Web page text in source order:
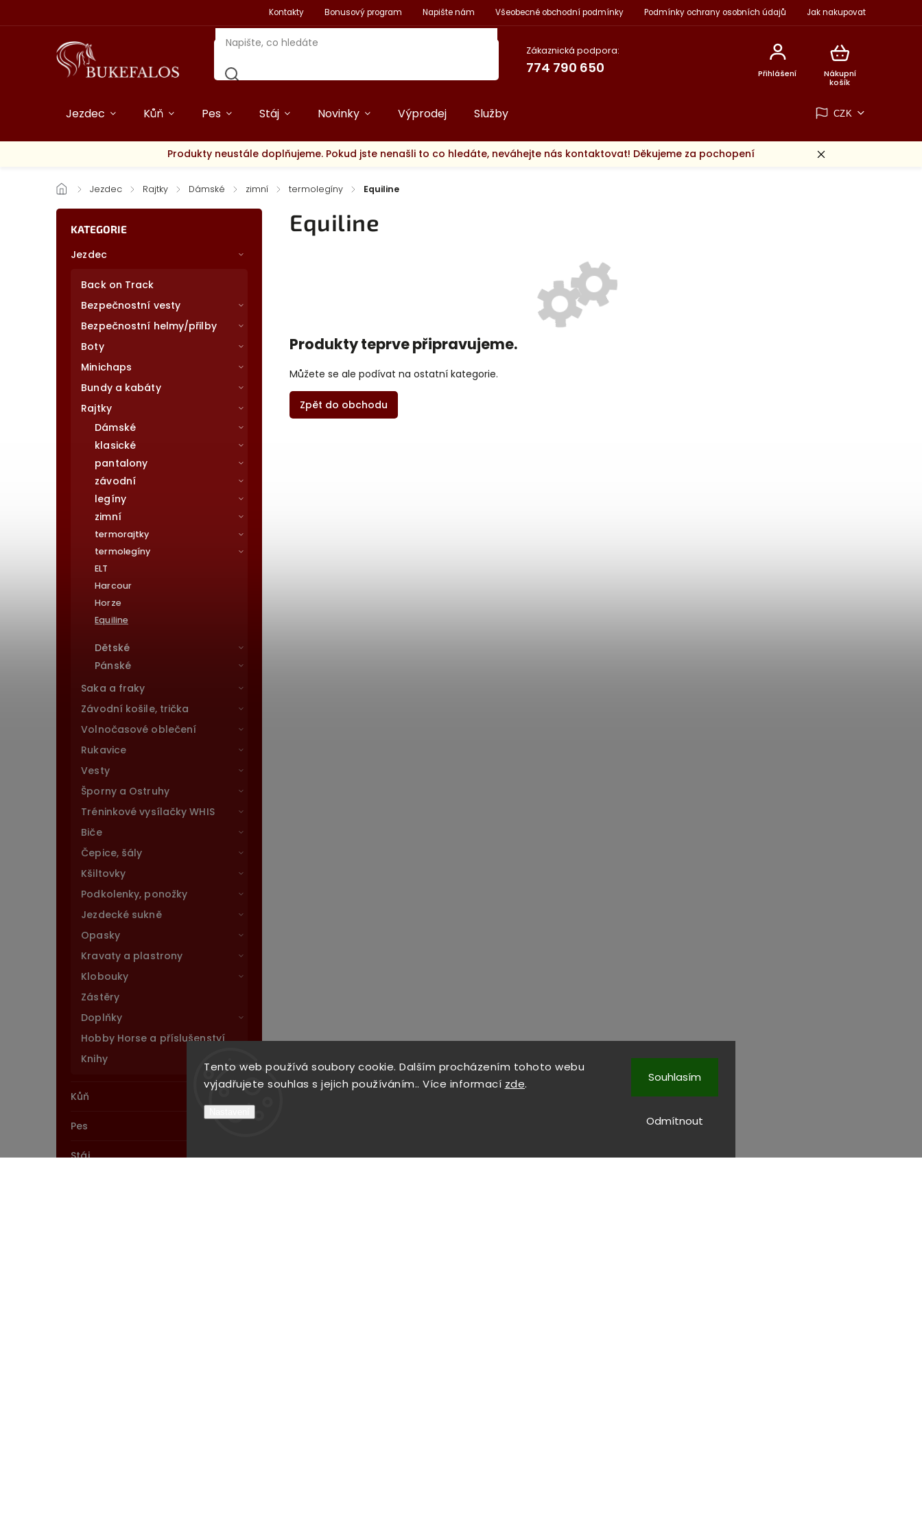
Tento web používá soubory cookie. Dalším procházením tohoto webu
vyjadřujete souhlas s jejich používáním.. Více informací zde.
Odmítnout
Souhlasím
Kontakty Bonusový program Napište nám Všeobecné obchodní podmínky Podmínky ochrany osobních údajů Jak nakupovat
Zákaznická podpora:
774 790 650
Nákupní
košík
Přihlášení
CZK
Jezdec Kůň Pes Stáj Novinky Výprodej Služby
Produkty neustále doplňujeme. Pokud jste nenašli to co hledáte, neváhejte nás kontaktovat! Děkujeme za pochopení
/ Jezdec / Rajtky / Dámské / zimní / termolegíny / Equiline
KATEGORIE
Jezdec
Back on Track
Bezpečnostní vesty
Bezpečnostní helmy/přilby
Boty
Minichaps
Bundy a kabáty
Rajtky
Dámské
klasické
pantalony
závodní
legíny
zimní
termorajtky
termolegíny
ELT
Harcour
Horze
Equiline
Dětské
Pánské
Saka a fraky
Závodní košile, trička
Volnočasové oblečení
Rukavice
Vesty
Šporny a Ostruhy
Tréninkové vysílačky WHIS
Biče
Čepice, šály
Kšiltovky
Podkolenky, ponožky
Jezdecké sukně
Opasky
Kravaty a plastrony
Klobouky
Zástěry
Doplňky
Hobby Horse a příslušenství
Knihy
Kůň
Pes
Stáj
Equiline
Produkty teprve připravujeme.
Můžete se ale podívat na ostatní kategorie.
Zpět do obchodu